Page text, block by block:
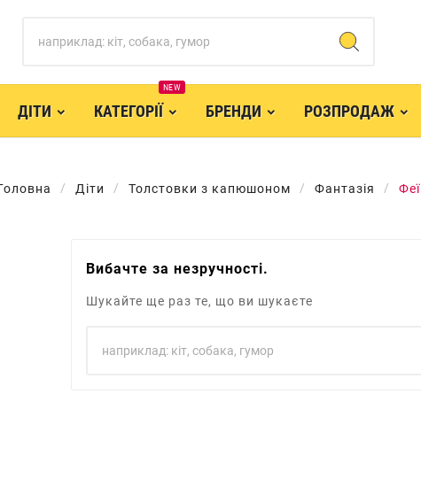
ДІТИ КАТЕГОРІЇ
NEW
БРЕНДИ РОЗПРОДАЖ
Діти Толстовки з капюшоном Фантазія Феї
Вибачте за незручності.
Шукайте ще раз те, що ви шукаєте